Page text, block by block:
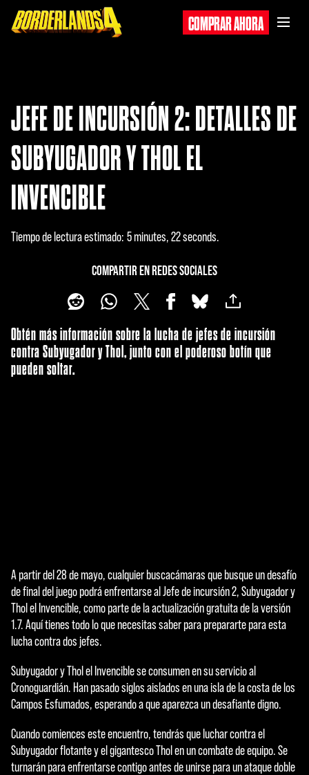
COMPRAR AHORA
JEFE DE INCURSIÓN 2: DETALLES DE
SUBYUGADOR Y THOL EL
INVENCIBLE
Tiempo de lectura estimado 5 minutes, 22 seconds
COMPARTIR EN REDES SOCIALES
Obtén más información sobre la lucha de jefes de incursión
contra Subyugador y Thol, junto con el poderoso botín que
pueden soltar.
A
c
c
p
t
&
P
A partir del 28 de mayo, cualquier buscacámaras que busque un desafío
de final del juego podrá enfrentarse al Jefe de incursión 2, Subyugador y
Thol el Invencible, como parte de la actualización gratuita de la versión
1.7. Aquí tienes todo lo que necesitas saber para prepararte para esta
lucha contra dos jefes.
Subyugador y Thol el Invencible se consumen en su servicio al
Cronoguardián. Han pasado siglos aislados en una isla de la costa de los
Campos Esfumados, esperando a que aparezca un desafiante digno.
Cuando comiences este encuentro, tendrás que luchar contra el
Subyugador flotante y el gigantesco Thol en un combate de equipo. Se
turnarán para enfrentarse contigo antes de unirse para un ataque doble